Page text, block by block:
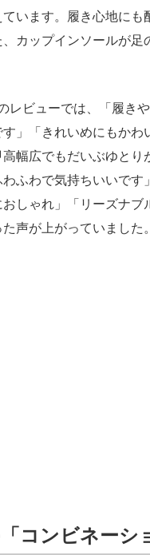
います。履き心地に
、カップインソールが
レビューでは、「履き
」「きれいめにもか
幅広でもだいぶゆと
わふわで気持ちいいで
しゃれ」「リーズナ
声が上がっていました。
コンビネーシ